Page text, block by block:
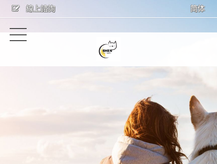
線上諮詢 简体